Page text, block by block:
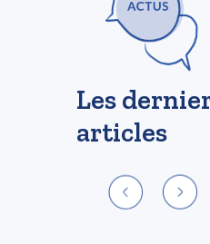
Les
articles